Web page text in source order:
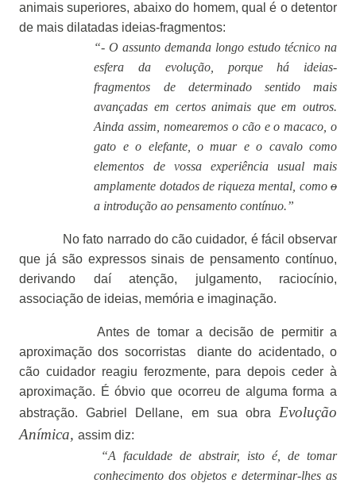
animais superiores, abaixo do homem, qual é o detentor
de mais dilatadas ideias-fragmentos:
“- O assunto demanda longo estudo técnico na
esfera da evolução, porque há ideias-
fragmentos de determinado sentido mais
avançadas em certos animais que em outros.
Ainda assim, nomearemos o cão e o macaco, o
gato e o elefante, o muar e o cavalo como
elementos de vossa experiência usual mais
amplamente dotados de riqueza mental, como o
a introdução ao pensamento contínuo.”
No fato narrado do cão cuidador, é fácil observar
que já são expressos sinais de pensamento contínuo,
derivando daí atenção, julgamento, raciocínio,
associação de ideias, memória e imaginação.
Antes de tomar a decisão de permitir a
aproximação dos socorristas
diante do acidentado, o
cão cuidador reagiu ferozmente, para depois ceder à
aproximação. É óbvio que ocorreu de alguma forma a
abstração. Gabriel Dellane, em sua obra Evolução
Anímica, assim diz:
“A faculdade de abstrair, isto é, de tomar
conhecimento dos objetos e determinar-lhes as